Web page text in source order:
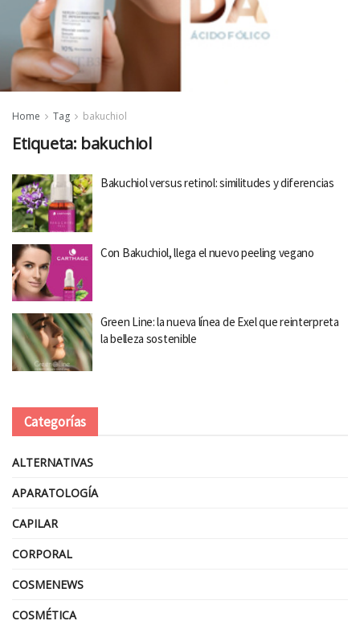
Home Tag bakuchiol
Etiqueta: bakuchiol
Bakuchiol versus retinol: similitudes y diferencias
Con Bakuchiol, llega el nuevo peeling vegano
Green Line: la nueva línea de Exel que reinterpreta
la belleza sostenible
Categorías
ALTERNATIVAS
APARATOLOGÍA
CAPILAR
CORPORAL
COSMENEWS
COSMÉTICA